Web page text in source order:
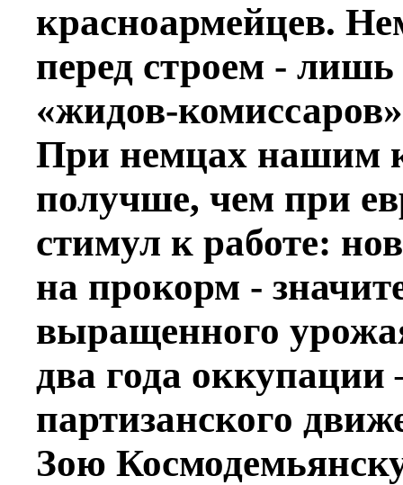
красноармейцев.
перед строем -
«жидов-
При немцах нашим
получше, чем при
стимул к работе:
на прокорм -
выращенного
два года оккупации
партизанского
Зою